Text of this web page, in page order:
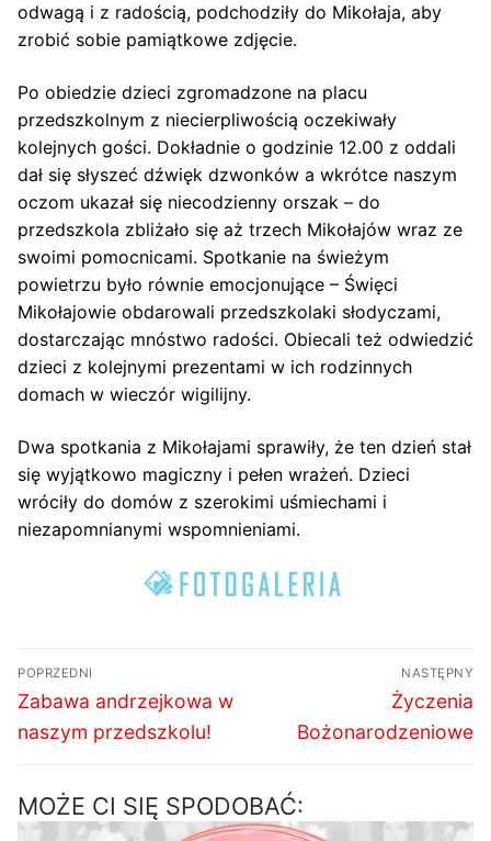
odwagą i z radością, podchodziły do Mikołaja, aby
zrobić sobie pamiątkowe zdjęcie.
Po obiedzie dzieci zgromadzone na placu
przedszkolnym z niecierpliwością oczekiwały
kolejnych gości. Dokładnie o godzinie 12.00 z oddali
dał się słyszeć dźwięk dzwonków a wkrótce naszym
oczom ukazał się niecodzienny orszak – do
przedszkola zbliżało się aż trzech Mikołajów wraz ze
swoimi pomocnicami. Spotkanie na świeżym
powietrzu było równie emocjonujące – Święci
Mikołajowie obdarowali przedszkolaki słodyczami,
dostarczając mnóstwo radości. Obiecali też odwiedzić
dzieci z kolejnymi prezentami w ich rodzinnych
domach w wieczór wigilijny.
Dwa spotkania z Mikołajami sprawiły, że ten dzień stał
się wyjątkowo magiczny i pełen wrażeń. Dzieci
wróciły do domów z szerokimi uśmiechami i
niezapomnianymi wspomnieniami.
Nawigacja
wpisu
POPRZEDNI
Poprzedni
wpis:
Zabawa andrzejkowa w
naszym przedszkolu!
NASTĘPNY
Następny
wpis:
Życzenia
Bożonarodzeniowe
MOŻE CI SIĘ SPODOBAĆ: